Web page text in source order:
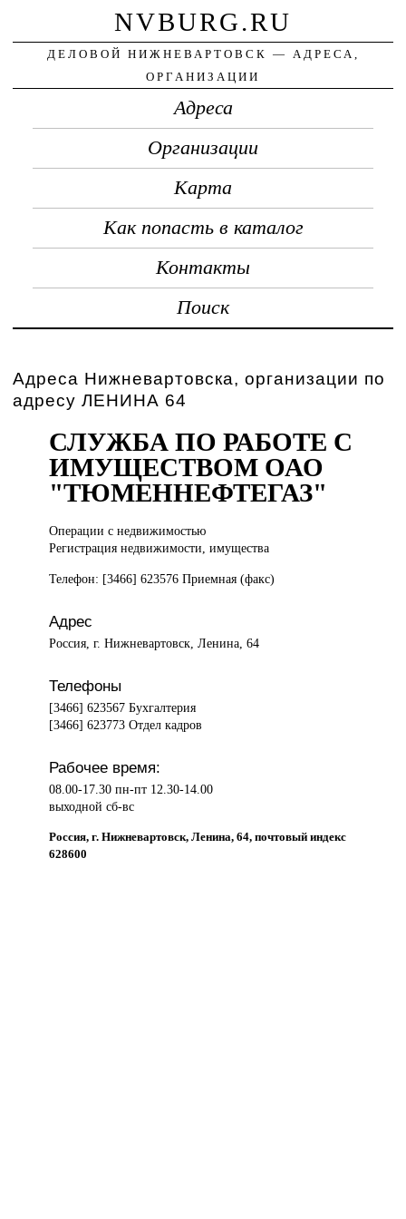
NVBURG.RU
ДЕЛОВОЙ НИЖНЕВАРТОВСК — АДРЕСА,
ОРГАНИЗАЦИИ
Адреса
Организации
Карта
Как попасть в каталог
Контакты
Поиск
Адреса Нижневартовска, организации по
адресу ЛЕНИНА 64
СЛУЖБА ПО РАБОТЕ С
ИМУЩЕСТВОМ ОАО
"ТЮМЕННЕФТЕГАЗ"
Операции снедвижимостью
Регистрация недвижимости, имущества
Телефон: [3466] 623576 Приемная (факс)
Адрес
Россия, г. Нижневартовск, Ленина, 64
Телефоны
[3466] 623567 Бухгалтерия
[3466] 623773 Отдел кадров
Рабочее время:
08.00-17.30 пн-пт 12.30-14.00
выходной сб-вс
Россия, г. Нижневартовск, Ленина, 64, почтовый индекс
628600